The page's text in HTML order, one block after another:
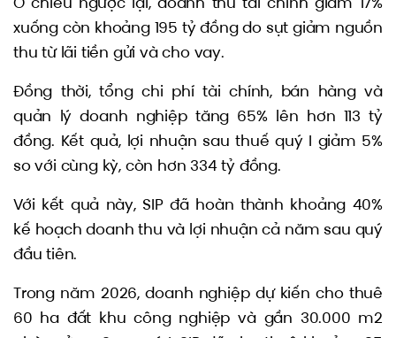
xuống còn khoảng 195 tỷ đồng do sụt giảm nguồn
thu từ lãi tiền gửi và cho vay.
Đồng thời, tổng chi phí tài chính, bán hàng và
quản lý doanh nghiệp tăng 65% lên hơn 113 tỷ
đồng. Kết quả, lợi nhuận sau thuế quý I giảm 5%
so với cùng kỳ, còn hơn 334 tỷ đồng.
Với kết quả này, SIP đã hoàn thành khoảng 40%
kế hoạch doanh thu và lợi nhuận cả năm sau quý
đầu tiên.
Trong năm 2026, doanh nghiệp dự kiến cho thuê
60 ha đất khu công nghiệp và gần 30.000 m2